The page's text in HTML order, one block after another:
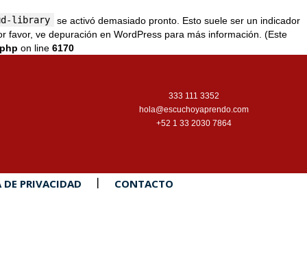
library
se activó demasiado pronto. Esto suele ser un indicador
favor, ve depuración en WordPress para más información. (Este
on line 6170
333 111 3352
hola@escuchoyaprendo.com
+52 1 33 2030 7864
PRIVACIDAD CONTACTO